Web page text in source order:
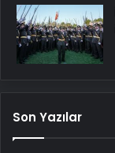
Son Yazılar